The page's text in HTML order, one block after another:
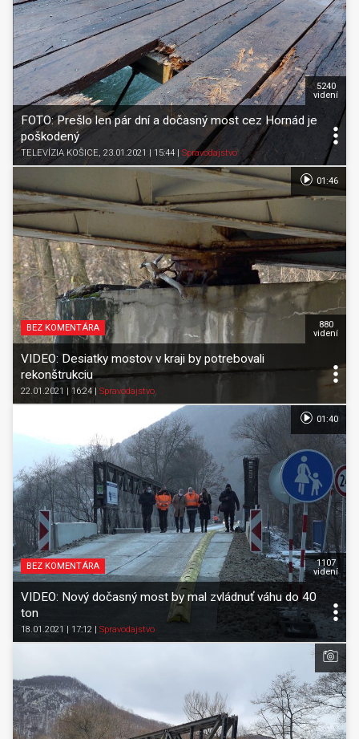
FOTO: Prešlo len pár dní a dočasný most cez Hornád je
poškodený
TELEVÍZIA KOŠICE, 23.01.2021 | 15:44 Spravodajstvo
5240
videní
BEZ KOMENTÁRA
VIDEO: Desiatky mostov v kraji by potrebovali
rekonštrukciu
22.01.2021 | 16:24 Spravodajstvo
880
videní
01:46
BEZ KOMENTÁRA
VIDEO: Nový dočasný most by mal zvládnuť váhu do 40
ton
18.01.2021 | 17:12 Spravodajstvo
1107
videní
01:40